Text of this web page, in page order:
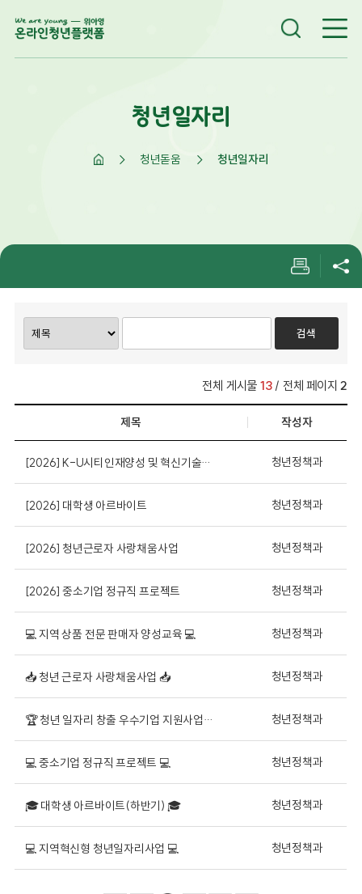
청년일자리
청년돋움 청년일자리
전체 게시물 13/ 전체 페이지2
제목 작성자
[2026] K-U시티인재양성 및 혁신기술개발지원 청년정책과
[2026] 대학생 아르바이트 청년정책과
[2026] 청년근로자 사랑채움사업 청년정책과
[2026] 중소기업 정규직 프로젝트 청년정책과
💻 지역 상품 전문 판매자 양성교육 💻 청년정책과
📥 청년 근로자 사랑채움사업 📥 청년정책과
🏆 청년 일자리 창출 우수기업 지원사업 🏆 청년정책과
💻 중소기업 정규직 프로젝트 💻 청년정책과
🎓 대학생 아르바이트(하반기) 🎓 청년정책과
💻 지역혁신형 청년일자리사업 💻 청년정책과